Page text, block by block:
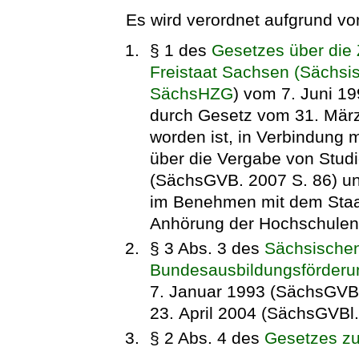
Es wird verordnet aufgrund
§ 1 des Gesetzes über
Freistaat Sachsen
SächsHZG) vom 7. Juni
durch Gesetz vom 31.
worden ist, in Verbindung
über die Vergabe von
(SächsGVB. 2007 S. 86)
im Benehmen mit dem
Anhörung der
§ 3 Abs. 3 des
7. Januar 1993
23. April 2004
§ 2 Abs. 4 des Gesetzes